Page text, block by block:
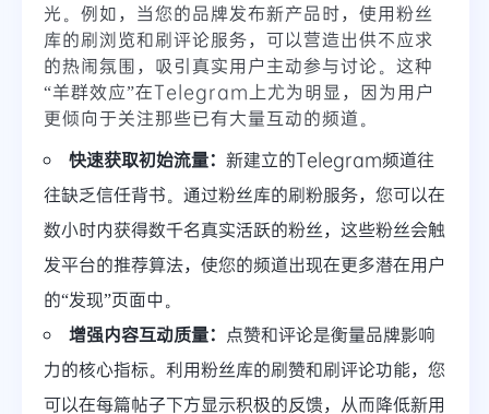
光。例如，当您的品牌发布新产品时，使用粉丝
库的刷浏览和刷评论服务，可以营造出供不应求
的热闹氛围，吸引真实用户主动参与讨论。这种
“羊群效应”在Telegram上尤为明显，因为用户
更倾向于关注那些已有大量互动的频道。
快速获取初始流量： 新建立的Telegram频道往
往缺乏信任背书。通过粉丝库的刷粉服务，您可以在
数小时内获得数千名真实活跃的粉丝，这些粉丝会触
发平台的推荐算法，使您的频道出现在更多潜在用户
的“发现”页面中。
增强内容互动质量： 点赞和评论是衡量品牌影响
力的核心指标。利用粉丝库的刷赞和刷评论功能，您
可以在每篇帖子下方显示积极的反馈，从而降低新用